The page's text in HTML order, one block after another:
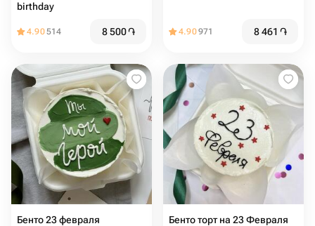
birthday
4.90514 8 500֏ 4.90971 8 461 ֏
Бенто 23 февраля Бенто торт на 23 Февраля